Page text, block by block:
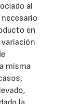
al
en
misma